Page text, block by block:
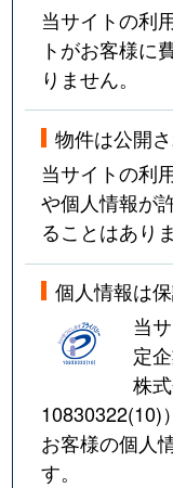
当サイトの利
トがお客様に
りません。
物件は公開
当サイトの利
や個人情報が
ることはあり
個人情報は
当
定
株
10830322(10)
お客様の個人
す。